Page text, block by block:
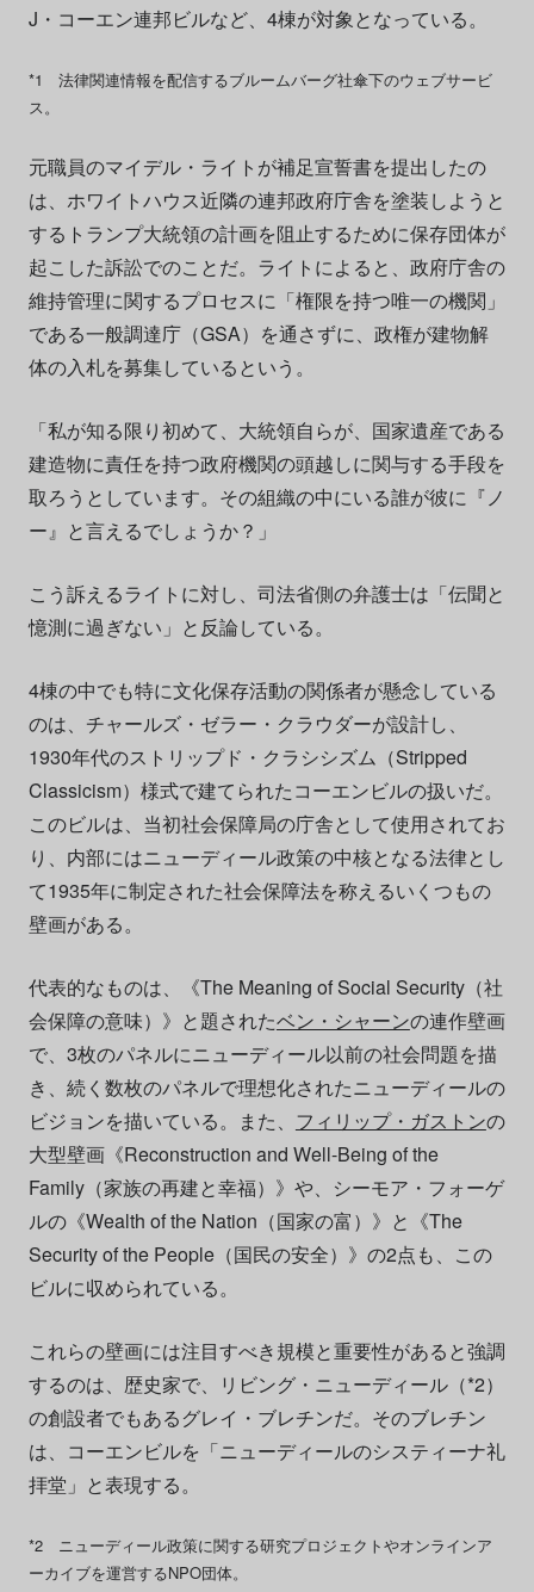
J・コーエン連邦ビルなど、4棟が対象となっている。
*1 法律関連情報を配信するブルームバーグ社傘下のウェブサービ
ス。
元職員のマイデル・ライトが補足宣誓書を提出したの
は、ホワイトハウス近隣の連邦政府庁舎を塗装しようと
するトランプ大統領の計画を阻止するために保存団体が
起こした訴訟でのことだ。ライトによると、政府庁舎の
維持管理に関するプロセスに「権限を持つ唯一の機関」
である一般調達庁（GSA）を通さずに、政権が建物解
体の入札を募集しているという。
「私が知る限り初めて、大統領自らが、国家遺産である
建造物に責任を持つ政府機関の頭越しに関与する手段を
取ろうとしています。その組織の中にいる誰が彼に『ノ
ー』と言えるでしょうか？」
こう訴えるライトに対し、司法省側の弁護士は「伝聞と
憶測に過ぎない」と反論している。
4棟の中でも特に文化保存活動の関係者が懸念している
のは、チャールズ・ゼラー・クラウダーが設計し、
1930年代のストリップド・クラシシズム（Stripped
Classicism）様式で建てられたコーエンビルの扱いだ。
このビルは、当初社会保障局の庁舎として使用されてお
り、内部にはニューディール政策の中核となる法律とし
て1935年に制定された社会保障法を称えるいくつもの
壁画がある。
代表的なものは、《The Meaning of Social Security（社
会保障の意味）》と題されたベン・シャーンの連作壁画
で、3枚のパネルにニューディール以前の社会問題を描
き、続く数枚のパネルで理想化されたニューディールの
ビジョンを描いている。また、 フィリップ・ガストンの
大型壁画《Reconstruction and Well-Being of the
Family（家族の再建と幸福）》や、シーモア・フォーゲ
ルの《Wealth of the Nation（国家の富）》と《The
Security of the People（国民の安全）》の2点も、この
ビルに収められている。
これらの壁画には注目すべき規模と重要性があると強調
するのは、歴史家で、リビング・ニューディール（*2）
の創設者でもあるグレイ・ブレチンだ。そのブレチン
は、コーエンビルを「ニューディールのシスティーナ礼
拝堂」と表現する。
*2 ニューディール政策に関する研究プロジェクトやオンラインア
ーカイブを運営するNPO団体。